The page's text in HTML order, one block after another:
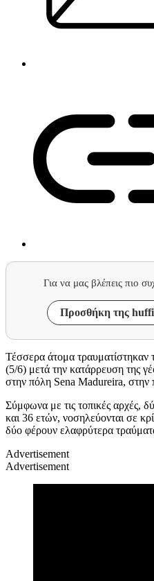
Για να μας βλέπεις πιο
Προσθήκη της
Τέσσερα άτομα
(5/6) μετά την κατάρρευση της
στην πόλη Sena Madureira, στην
Σύμφωνα με τις τοπικές αρχές,
και 36 ετών, νοσηλεύονται σε
δύο φέρουν ελαφρύτερα
Advertisement
Advertisement